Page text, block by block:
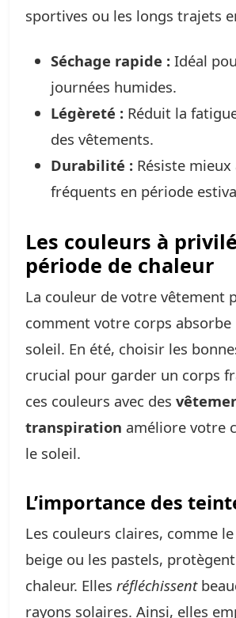
sportives ou les longs trajets
Séchage rapide : Idéal
journées humides.
Légèreté : Réduit la
des vêtements.
Durabilité : Résiste mieux
fréquents en période
Les couleurs à
période de chaleur
La couleur de votre vêtement
comment votre corps absorbe
soleil. En été, choisir les
crucial pour garder un corps
ces couleurs avec des
transpiration améliore votre
le soleil.
L’importance des
Les couleurs claires, comme
beige ou les pastels,
chaleur. Elles réfléchissent
rayons solaires. Ainsi, elles